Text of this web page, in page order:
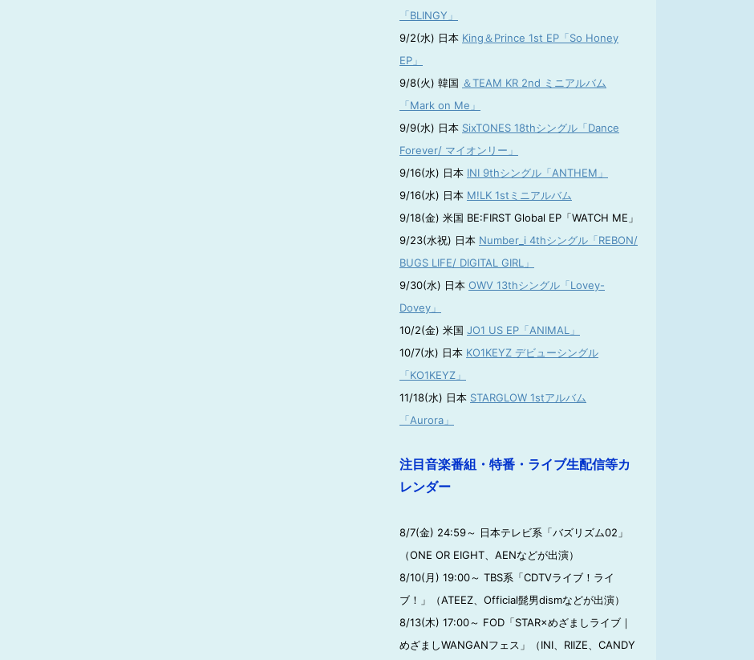
「BLINGY」
9/2(水) 日本 King＆Prince 1st EP「So Honey
EP」
9/8(火) 韓国 ＆TEAM KR 2nd ミニアルバム
「Mark on Me」
9/9(水) 日本 SixTONES 18thシングル「Dance
Forever/ マイオンリー」
9/16(水) 日本 INI 9thシングル「ANTHEM」
9/16(水) 日本 M!LK 1stミニアルバム
9/18(金) 米国 BE:FIRST Global EP「WATCH ME」
9/23(水祝) 日本 Number_i 4thシングル「REBON/
BUGS LIFE/ DIGITAL GIRL」
9/30(水) 日本 OWV 13thシングル「Lovey-
Dovey」
10/2(金) 米国 JO1 US EP「ANIMAL」
10/7(水) 日本 KO1KEYZ デビューシングル
「KO1KEYZ」
11/18(水) 日本 STARGLOW 1stアルバム
「Aurora」
注目音楽番組・特番・ライブ生配信等カ
レンダー
8/7(金) 24:59～ 日本テレビ系「バズリズム02」
（ONE OR EIGHT、AENなどが出演）
8/10(月) 19:00～ TBS系「CDTVライブ！ライ
ブ！」（ATEEZ、Official髭男dismなどが出演）
8/13(木) 17:00～ FOD「STAR×めざましライブ｜
めざましWANGANフェス」（INI、RIIZE、CANDY